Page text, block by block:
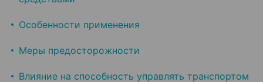
Особенности применения
Меры предосторожности
Влияние на способность управлять транспортом